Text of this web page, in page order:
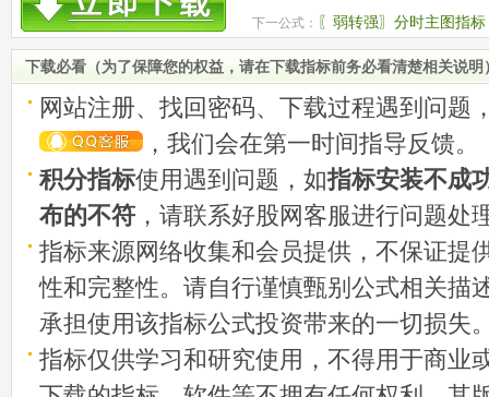
排序选股指标
下一公式： 〖弱转强〗分时主图指
下载必看（为了保障您的权益，请在下载指标前务必看清楚相关说明
网站注册、找回密码、下载过程遇到问题
，我们会在第一时间指导反馈。
积分指标使用遇到问题，如指标安装不成
布的不符 ，请联系好股网客服进行问题处
指标来源网络收集和会员提供，不保证提
性和完整性。请自行谨慎甄别公式相关描
承担使用该指标公式投资带来的一切损失
指标仅供学习和研究使用，不得用于商业